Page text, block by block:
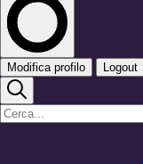
Modifica profilo Logout